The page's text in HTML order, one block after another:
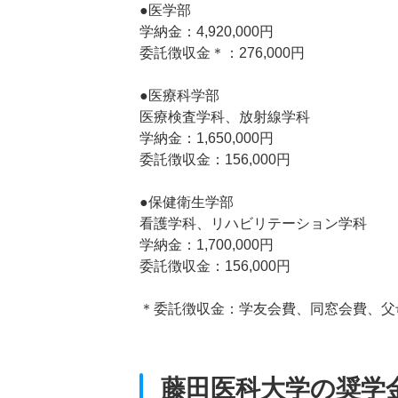
●医学部
学納金：4,920,000円
委託徴収金＊：276,000円
●医療科学部
医療検査学科、放射線学科
学納金：1,650,000円
委託徴収金：156,000円
●保健衛生学部
看護学科、リハビリテーション学科
学納金：1,700,000円
委託徴収金：156,000円
＊委託徴収金：学友会費、同窓会費、
藤田医科大学の奨学